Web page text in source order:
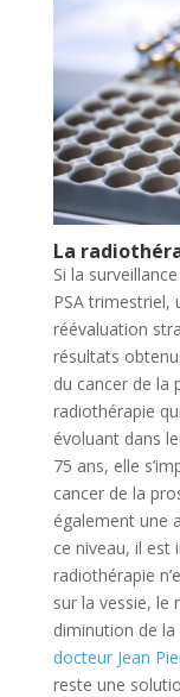
La
Si la
PSA trimestriel,
réévaluation
résultats
du cancer de la
radiothérapie
évoluant dans
75 ans, elle
cancer de la
également une
ce niveau, il est
radiothérapie
sur la vessie, le
diminution de
docteur Jean
reste une